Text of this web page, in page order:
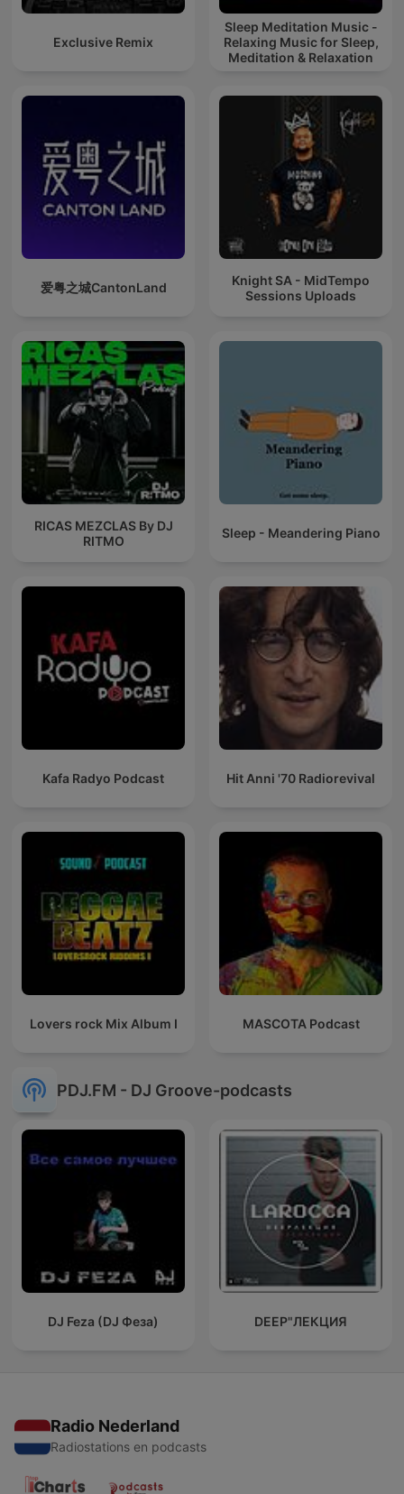
Exclusive Remix
Sleep Meditation Music -
Relaxing Music for Sleep,
Meditation & Relaxation
爱粤之城CantonLand
Knight SA - MidTempo
Sessions Uploads
RICAS MEZCLAS By DJ
RITMO
Sleep - Meandering Piano
Kafa Radyo Podcast Hit Anni '70 Radiorevival
Lovers rock Mix Album I MASCOTA Podcast
PDJ.FM - DJ Groove-podcasts
DJ Feza (DJ Феза) DEEP"ЛЕКЦИЯ
Radio Nederland
Radiostations en podcasts